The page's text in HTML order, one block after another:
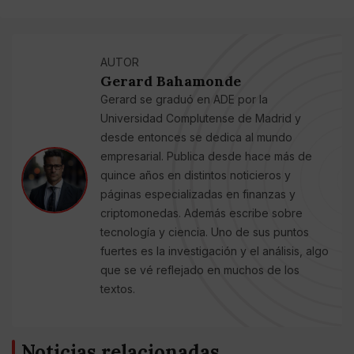
AUTOR
Gerard Bahamonde
Gerard se graduó en ADE por la
Universidad Complutense de Madrid y
desde entonces se dedica al mundo
empresarial. Publica desde hace más de
quince años en distintos noticieros y
páginas especializadas en finanzas y
criptomonedas. Además escribe sobre
tecnología y ciencia. Uno de sus puntos
fuertes es la investigación y el análisis, algo
que se vé reflejado en muchos de los
textos.